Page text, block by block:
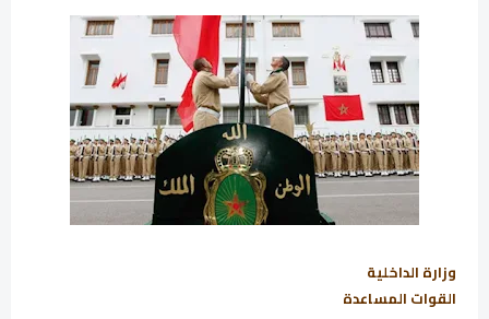
وزارة الداخلية
القوات المساعدة